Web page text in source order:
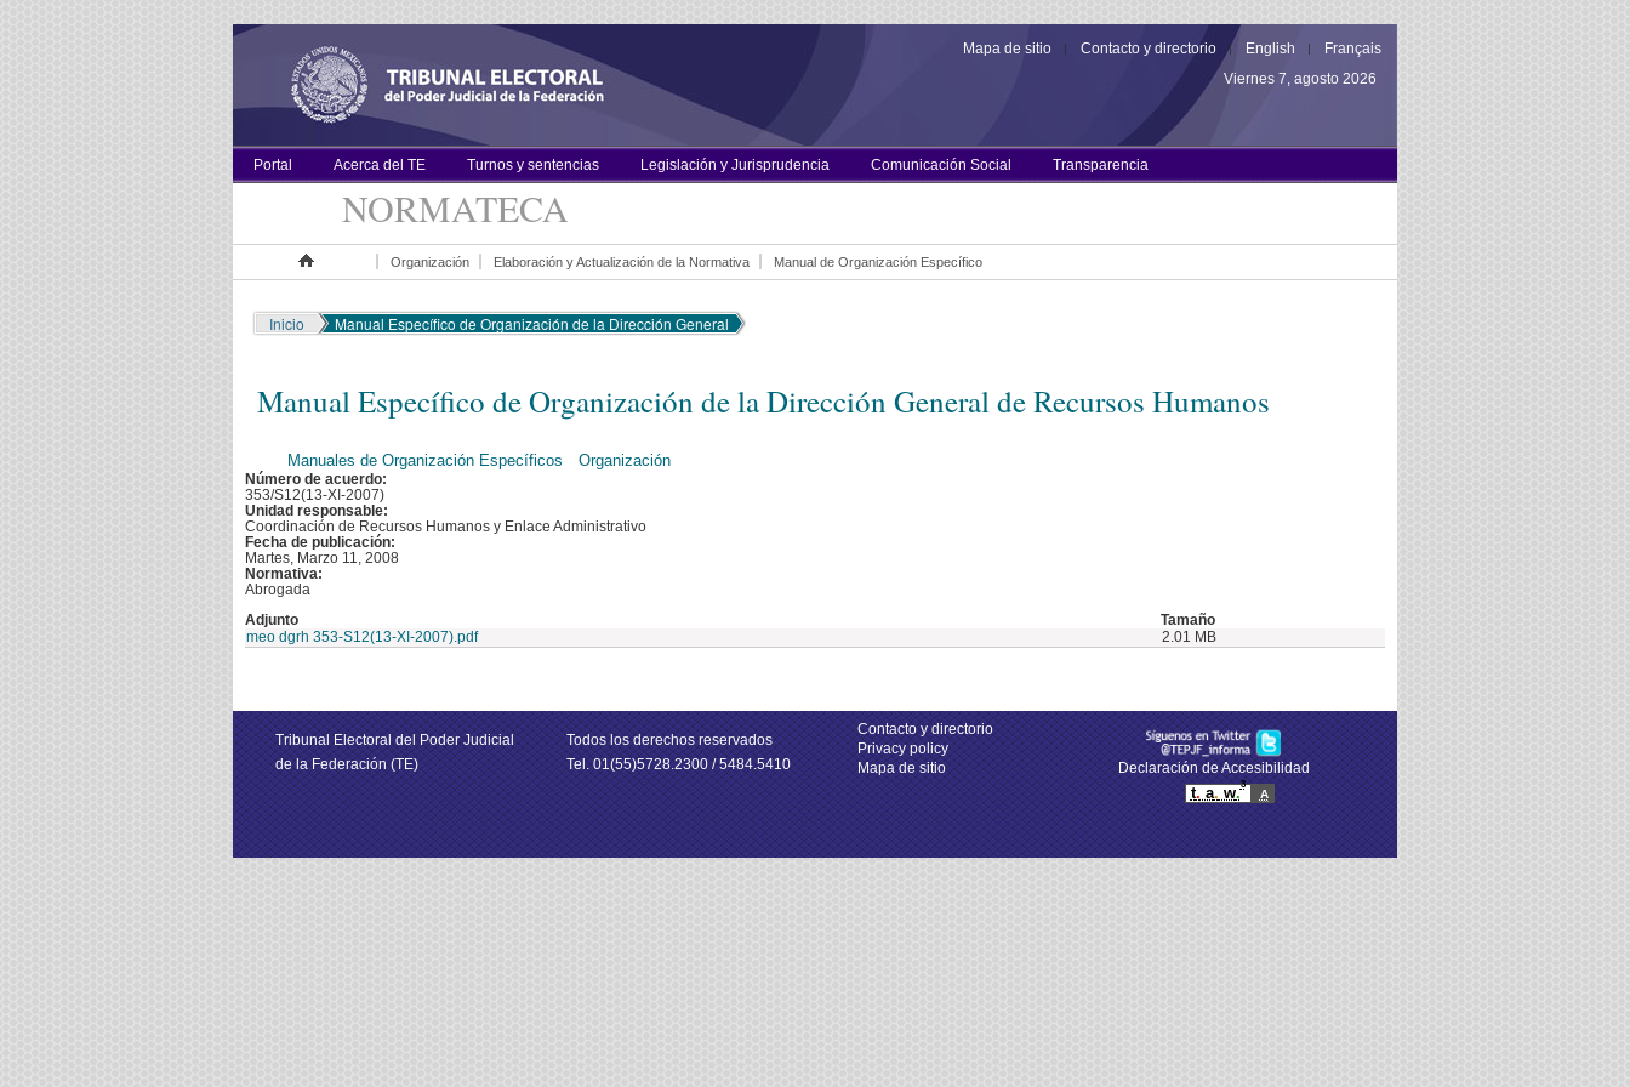
Mapa de sitio Contacto y directorio English
Français
Viernes 7, agosto 2026
Portal Acerca del TE Turnos y sentencias Legislación y Jurisprudencia Comunicación Social Transparencia
NORMATECA
Organización Elaboración y Actualización de la Normativa Manual de Organización Específico
Inicio Manual Específico de Organización de la Dirección General
Manual Específico de Organización de la Dirección General de Recursos Humanos
Manuales de Organización Específicos Organización
Número de acuerdo:
353/S12(13-XI-2007)
Unidad responsable:
Coordinación de Recursos Humanos y Enlace Administrativo
Fecha de publicación:
Martes, Marzo 11, 2008
Normativa:
Abrogada
Adjunto
Tamaño
meo dgrh 353-S12(13-XI-2007).pdf
2.01 MB
Tribunal Electoral del Poder Judicial
de la Federación (TE)
Todos los derechos reservados
Tel. 01(55)5728.2300 / 5484.5410
Contacto y directorio
Privacy policy
Mapa de sitio
Declaración de Accesibilidad
t. a. w.3
A